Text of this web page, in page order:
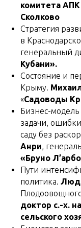
комитета
Сколково
Стратегия
в
генеральный
Кубани».
Состояние и
Крыму.
«Садоводы
Бизнес-модель
задачи,
саду без
Анри,
«Бруно
Пути
политика.
доктор с.-х.
сельского